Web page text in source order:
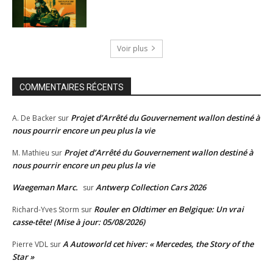
Voir plus
COMMENTAIRES RÉCENTS
A. De Backer sur Projet d’Arrêté du Gouvernement wallon destiné à
nous pourrir encore un peu plus la vie
M. Mathieu sur Projet d’Arrêté du Gouvernement wallon destiné à
nous pourrir encore un peu plus la vie
Waegeman Marc. surAntwerp Collection Cars 2026
Richard-Yves Storm sur Rouler en Oldtimer en Belgique: Un vrai
casse-tête! (Mise à jour: 05/08/2026)
Pierre VDL surA Autoworld cet hiver: « Mercedes, the Story of the
Star »